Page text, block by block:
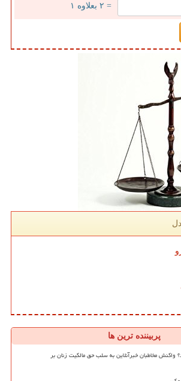
= ۲ بعلاوه ۱
پربیننده ترین ها
مخاطبان خبرآنلاین به سلب حق مالکیت زنان بر